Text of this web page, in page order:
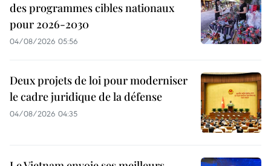
des programmes cibles nationaux
pour 2026-2030
04/08/2026 05:56
Deux projets de loi pour moderniser
le cadre juridique de la défense
04/08/2026 04:35